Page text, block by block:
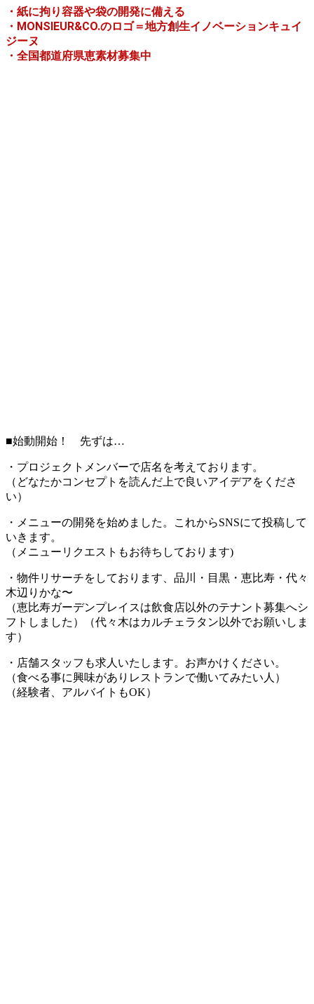
・紙に拘り容器や袋の開発に備える
・MONSIEUR&CO.のロゴ＝地方創生イノベーションキュイ
ジーヌ
・全国都道府県恵素材募集中
■始動開始！ 先ずは…
・プロジェクトメンバーで店名を考えております。
（どなたかコンセプトを読んだ上で良いアイデアをくださ
い）
・メニューの開発を始めました。これからSNSにて投稿して
いきます。
（メニューリクエストもお待ちしております)
・物件リサーチをしております、品川・目黒・恵比寿・代々
木辺りかな〜
（恵比寿ガーデンプレイスは飲食店以外のテナント募集へシ
フトしました）（代々木はカルチェラタン以外でお願いしま
す）
・店舗スタッフも求人いたします。お声かけください。
（食べる事に興味がありレストランで働いてみたい人）
（経験者、アルバイトもOK）